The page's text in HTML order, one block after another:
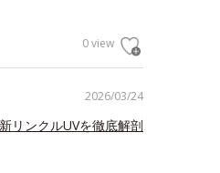
0 view
2026/03/24
リンクルUVを徹底解剖